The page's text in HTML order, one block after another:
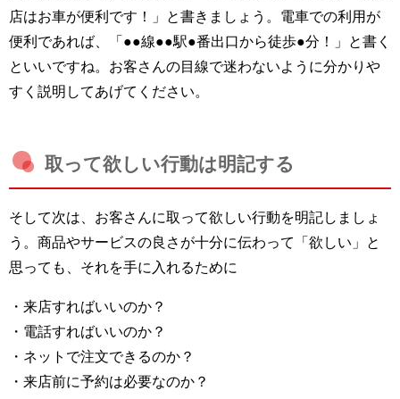
店はお車が便利です！」と書きましょう。電車での利用が
便利であれば、「●●線●●駅●番出口から徒歩●分！」と書く
といいですね。お客さんの目線で迷わないように分かりや
すく説明してあげてください。
取って欲しい行動は明記する
そして次は、お客さんに取って欲しい行動を明記しましょ
う。商品やサービスの良さが十分に伝わって「欲しい」と
思っても、それを手に入れるために
・来店すればいいのか？
・電話すればいいのか？
・ネットで注文できるのか？
・来店前に予約は必要なのか？